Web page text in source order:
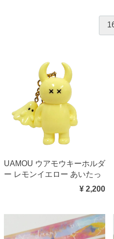
UAMOU ウアモウキーホルダ
ー レモンイエロー あいたっ
¥ 2,200